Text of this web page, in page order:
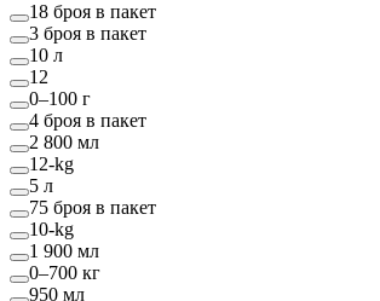
18 броя в пакет
3 броя в пакет
10 л
12
0–100 г
4 броя в пакет
2 800 мл
12-kg
5 л
75 броя в пакет
10-kg
1 900 мл
0–700 кг
950 мл